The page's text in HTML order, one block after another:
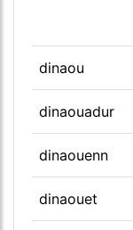
dinaou
dinaouadur
dinaouenn
dinaouet